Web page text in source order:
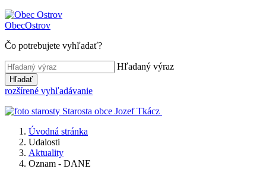
ObecOstrov
Čo potrebujete vyhľadať?
Hľadaný výraz
Hľadať
rozšírené vyhľadávanie
Starosta obce Jozef Tkácz
Úvodná stránka
Udalosti
Aktuality
Oznam - DANE